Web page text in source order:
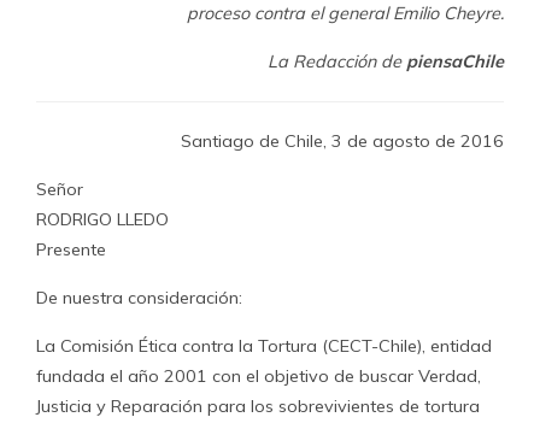
proceso contra el general Emilio Cheyre.
La Redacción de piensaChile
Santiago de Chile, 3 de agosto de 2016
Señor
RODRIGO LLEDO
Presente
De nuestra consideración:
La Comisión Ética contra la Tortura (CECT-Chile), entidad
fundada el año 2001 con el objetivo de buscar Verdad,
Justicia y Reparación para los sobrevivientes de tortura